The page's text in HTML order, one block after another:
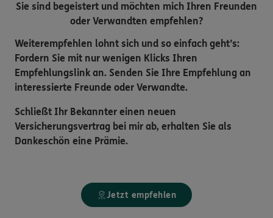
Sie sind begeistert und möchten mich Ihren Freunden
oder Verwandten empfehlen?
Weiterempfehlen lohnt sich und so einfach geht’s:
Fordern Sie mit nur wenigen Klicks Ihren
Empfehlungslink an. Senden Sie Ihre Empfehlung an
interessierte Freunde oder Verwandte.
Schließt Ihr Bekannter einen neuen
Versicherungsvertrag bei mir ab, erhalten Sie als
Dankeschön eine Prämie.
Jetzt empfehlen